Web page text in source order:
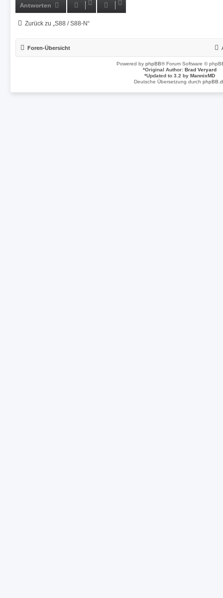
Antworten
Zurück zu „S88 / S88-N“
Foren-Übersicht
Powered by phpBB® Forum Software ©
*Original Author: Brad Veryard
*Updated to 3.2 by MannixMD
Deutsche Übersetzung durch